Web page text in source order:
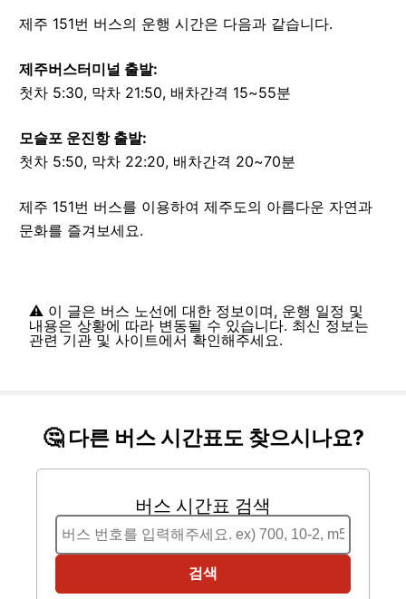
제주 151번 버스의 운행 시간은 다음과 같습니다.
제주버스터미널 출발:
첫차 5:30, 막차 21:50, 배차간격 15~55분
모슬포 운진항출발:
첫차 5:50, 막차 22:20, 배차간격 20~70분
제주 151번 버스를 이용하여 제주도의 아름다운 자연과
문화를 즐겨보세요.
⚠️ 이 글은 버스 노선에 대한 정보이며, 운행 일정 및
내용은 상황에 따라 변동될 수 있습니다. 최신 정보는
관련 기관 및 사이트에서 확인해주세요.
🤔 다른 버스 시간표도 찾으시나요?
버스 시간표 검색
검색